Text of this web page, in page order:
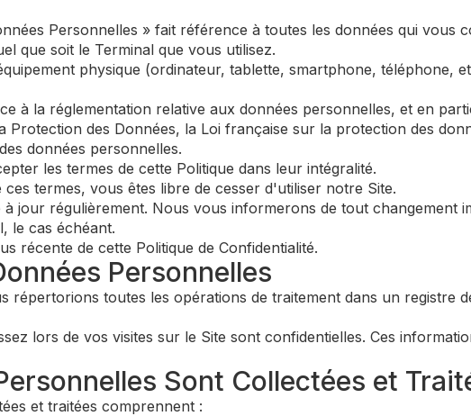
Personnelles » fait référence à toutes les données qui vous
que soit le Terminal que vous utilisez.
physique (ordinateur, tablette, smartphone, téléphone,
à la réglementation relative aux données personnelles, et en
Protection des Données, la Loi française sur la protection des
données personnelles.
les termes de cette Politique dans leur intégralité.
termes, vous êtes libre de cesser d'utiliser notre Site.
à jour régulièrement. Nous vous informerons de tout changement
le cas échéant.
récente de cette Politique de Confidentialité.
Personnelles
répertorions toutes les opérations de traitement dans un registre
lors de vos visites sur le Site sont confidentielles. Ces
Sont Collectées et
et traitées comprennent :